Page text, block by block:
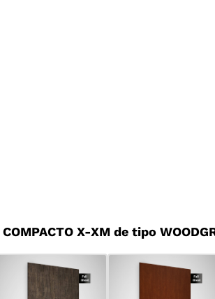
X-XM de tipo